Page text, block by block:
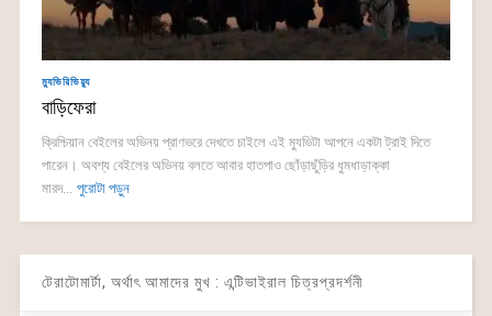
ম্যুভিরিভিয়্যু
বাড়িফেরা
ক্রিশ্চিয়ান বেইলের অভিনয় প্রাণভরে দেখতে চাইলে এই ম্যুভিটা আপনে একটা ট্রাই দিতে
পারেন। অবশ্য বেইলের অভিনয় বলতে আবার হাতপাও ছোঁড়াছুঁড়ির ধুমধাড়াক্কা
মারদ... পুরোটা পড়ুন
টেরাটোমার্টা, অর্থাৎ আমাদের মুখ : এন্টিভাইরাল চিত্রপ্রদর্শনী